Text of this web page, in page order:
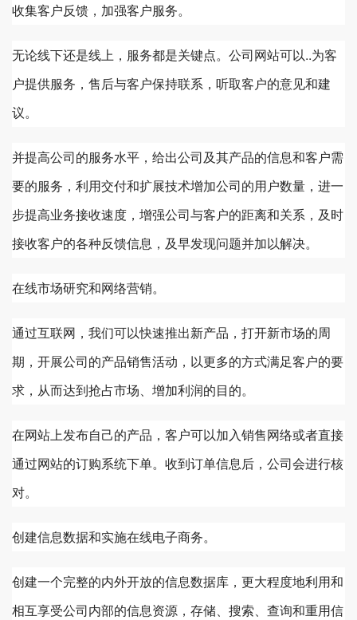
收集客户反馈，加强客户服务。
无论线下还是线上，服务都是关键点。公司网站可以..为客
户提供服务，售后与客户保持联系，听取客户的意见和建
议。
并提高公司的服务水平，给出公司及其产品的信息和客户需
要的服务，利用交付和扩展技术增加公司的用户数量，进一
步提高业务接收速度，增强公司与客户的距离和关系，及时
接收客户的各种反馈信息，及早发现问题并加以解决。
在线市场研究和网络营销。
通过互联网，我们可以快速推出新产品，打开新市场的周
期，开展公司的产品销售活动，以更多的方式满足客户的要
求，从而达到抢占市场、增加利润的目的。
在网站上发布自己的产品，客户可以加入销售网络或者直接
通过网站的订购系统下单。收到订单信息后，公司会进行核
对。
创建信息数据和实施在线电子商务。
创建一个完整的内外开放的信息数据库，更大程度地利用和
相互享受公司内部的信息资源，存储、搜索、查询和重用信